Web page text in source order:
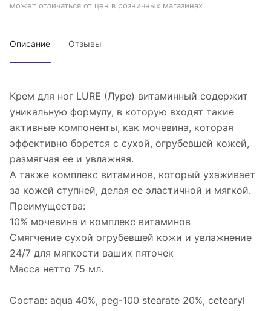
может отличаться от цен в розничных магазинах
Описание Отзывы
Крем для ног LURE (Луре) витаминный содержит
уникальную формулу, в которую входят такие
активные компоненты, как мочевина, которая
эффективно борется с сухой, огрубевшей кожей,
размягчая ее и увлажняя.
А также комплекс витаминов, который ухаживает
за кожей ступней, делая ее эластичной и мягкой.
Преимущества:
10% мочевина и комплекс витаминов
Смягчение сухой огрубевшей кожи и увлажнение
24/7 для мягкости ваших пяточек
Масса нетто 75 мл.
Состав: аqua 40%, peg-100 stearate 20%, cetearyl